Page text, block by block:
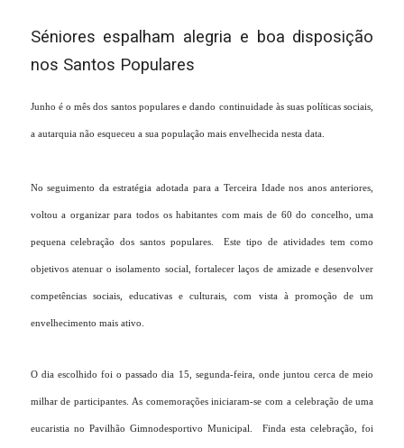
Séniores espalham alegria e boa disposição
nos Santos Populares
Junho é o mês dos santos populares e dando continuidade às suas políticas sociais,
a autarquia não esqueceu a sua população mais envelhecida nesta data.
No seguimento da estratégia adotada para a Terceira Idade nos anos anteriores,
voltou a organizar para todos os habitantes com mais de 60 do concelho, uma
pequena celebração dos santos populares. Este tipo de atividades tem como
objetivos atenuar o isolamento social, fortalecer laços de amizade e desenvolver
competências sociais, educativas e culturais, com vista à promoção de um
envelhecimento mais ativo.
O dia escolhido foi o passado dia 15, segunda-feira, onde juntou cerca de meio
milhar de participantes. As comemorações iniciaram-se com a celebração de uma
eucaristia no Pavilhão Gimnodesportivo Municipal. Finda esta celebração, foi